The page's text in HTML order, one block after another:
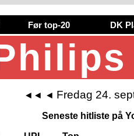
Før top-20 DK
◄◄ ◄ Fredag 24.
Seneste hitliste på